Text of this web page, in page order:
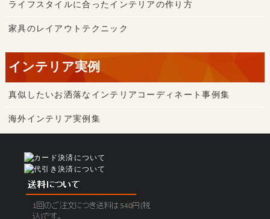
ライフスタイルに合ったインテリアの作り方
家具のレイアウトテクニック
インテリア実例
真似したいお洒落なインテリアコーディネート事例集
海外インテリア実例集